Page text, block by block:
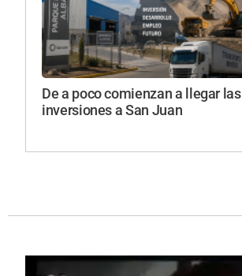
De a poco comienzan a llegar las
inversiones a San Juan